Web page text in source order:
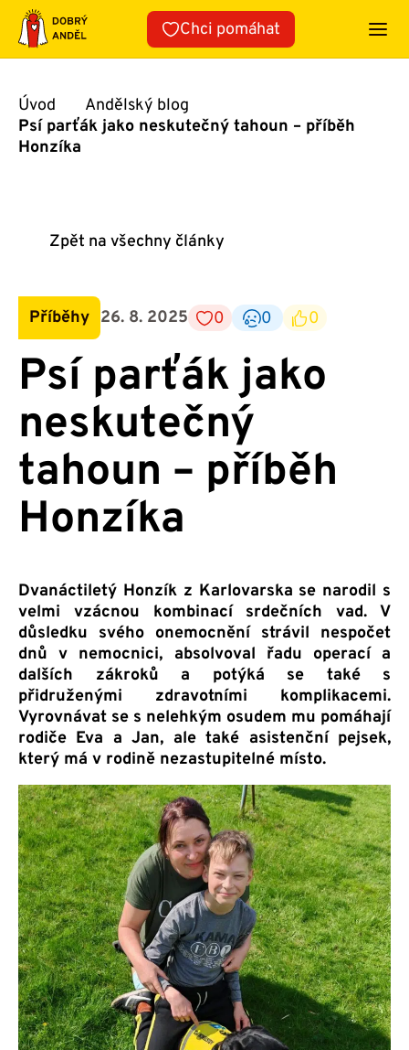
Přeskočit
obsah
Chci pomáhat
Úvod
Andělský blog
Psí parťák jako neskutečný tahoun – příběh
Honzíka
Zpět na všechny články
Příběhy 26. 8. 2025 0 0 0
Psí parťák jako
neskutečný
tahoun – příběh
Honzíka
Dvanáctiletý Honzík z Karlovarska se narodil s
velmi vzácnou kombinací srdečních vad. V
důsledku svého onemocnění strávil nespočet
dnů v nemocnici, absolvoval řadu operací a
dalších zákroků a potýká se také s
přidruženými zdravotními komplikacemi.
Vyrovnávat se s nelehkým osudem mu pomáhají
rodiče Eva a Jan, ale také asistenční pejsek,
který má v rodině nezastupitelné místo.